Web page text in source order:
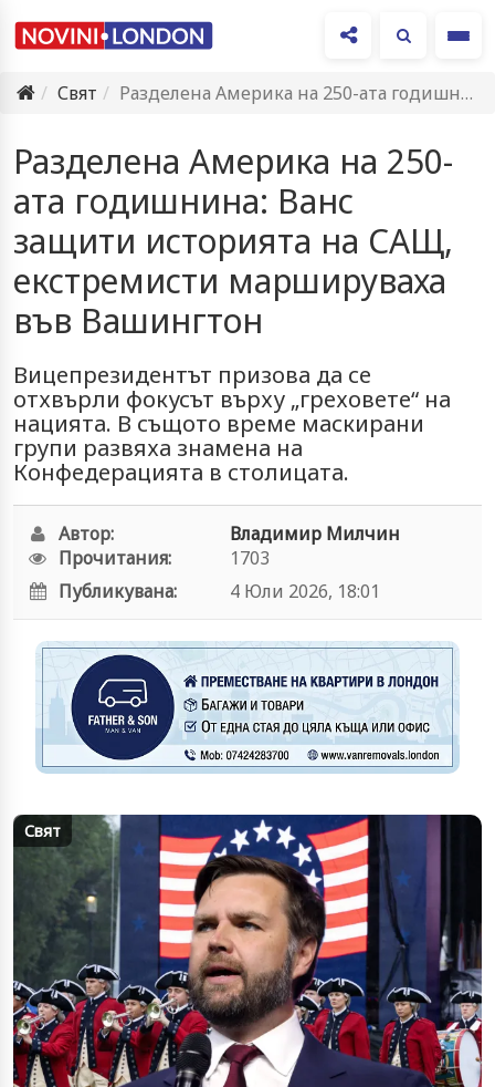
Свят
Разделена Америка на 250-ата годишнина: Ванс защити историята на САЩ,…
Разделена Америка на 250-
ата годишнина: Ванс
защити историята на САЩ,
екстремисти маршируваха
във Вашингтон
Вицепрезидентът призова да се
отхвърли фокусът върху „греховете“ на
нацията. В същото време маскирани
групи развяха знамена на
Конфедерацията в столицата.
Автор:
Владимир Милчин
Прочитания:
1703
Публикувана:
4 Юли 2026, 18:01
Свят